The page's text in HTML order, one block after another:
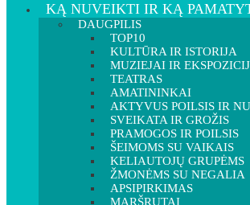
KĄ NUVEIKTI IR KĄ
DAUGPILIS
TOP10
KULTŪRA IR ISTORIJA
MUZIEJAI IR
TEATRAS
AMATININKAI
AKTYVUS POILSIS IR
SVEIKATA IR GROŽIS
PRAMOGOS IR POILSIS
ŠEIMOMS SU VAIKAIS
KELIAUTOJŲ GRUPĖMS
ŽMONĖMS SU NEGALIA
APSIPIRKIMAS
MARŠRUTAI